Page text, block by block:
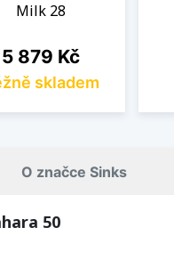
Milk 28
Cena
5 879 Kč
skladem
O značce Sinks
50